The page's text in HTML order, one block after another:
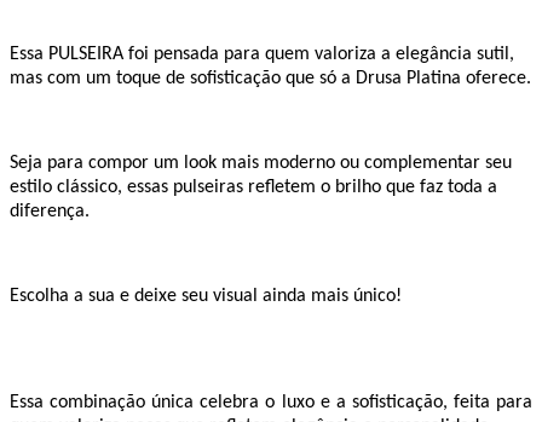
Essa PULSEIRA foi pensada para quem valoriza a elegância sutil,
mas com um toque de sofisticação que só a Drusa Platina oferece.
Seja para compor um look mais moderno ou complementar seu
estilo clássico, essas pulseiras refletem o brilho que faz toda a
diferença.
Escolha a sua e deixe seu visual ainda mais único!
Essa combinação única celebra o luxo e a sofisticação, feita para